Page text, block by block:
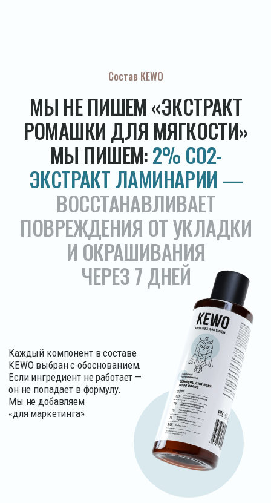
в концентрации, при которой они
На каждой упаковке — полный INCI-состав
с расшифровкой на сайте. Каждый ингредиент
объяснён: зачем он, в какой концентрации, какой
эффект. Это называется честность. На российском
рынке косметики она встречается редко
знаете, за что платите
Косметика создана косметическим критиком
с глубоким пониманием того, что нужно коже,
и дипломированным химиком с опытом разработки
04 | 06